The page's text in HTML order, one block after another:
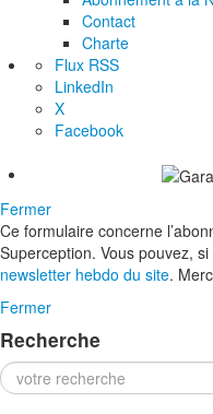
Contact
Charte
Flux RSS
LinkedIn
X
Facebook
Fermer
Ce formulaire concerne
Superception. Vous pouvez,
newsletter hebdo du site.
Fermer
Recherche
Recherche :